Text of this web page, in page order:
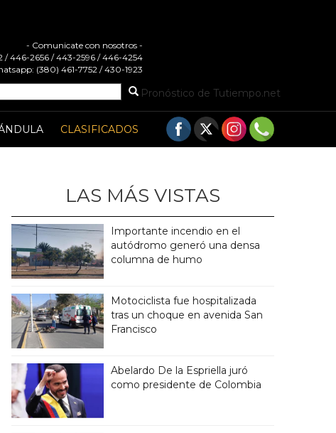
- Comunicate con nosotros -
/ 446-2656 / 443-2596 / 446-4254
(380) 461-7752 / 430-1923
Pronóstico de Tutiempo.net
CLASIFICADOS
LAS MÁS VISTAS
Importante incendio en el
autódromo generó una densa
columna de humo
Motociclista fue hospitalizada
tras un choque en avenida San
Francisco
Abelardo De la Espriella juró
como presidente de Colombia